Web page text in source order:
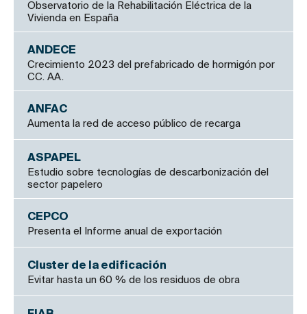
Observatorio de la Rehabilitación Eléctrica de la
Vivienda en España
ANDECE
Crecimiento 2023 del prefabricado de hormigón por
CC. AA.
ANFAC
Aumenta la red de acceso público de recarga
ASPAPEL
Estudio sobre tecnologías de descarbonización del
sector papelero
CEPCO
Presenta el Informe anual de exportación
Cluster de la edificación
Evitar hasta un 60 % de los residuos de obra